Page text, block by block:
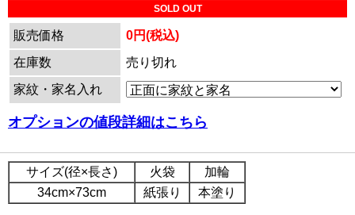
SOLD OUT
販売価格
0円(税込)
在庫数
売り切れ
家紋・家名入れ
オプションの値段詳細はこちら
サイズ(径×長さ) 火袋
加輪
34cm×73cm
紙張り 本塗り